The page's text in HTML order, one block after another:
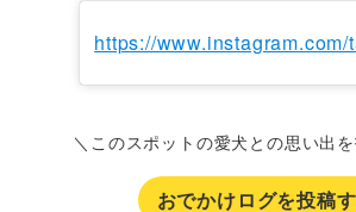
https://
＼このスポットの愛犬との思い出
おでかけログを投稿